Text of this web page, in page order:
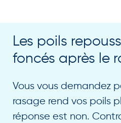
Les poils
foncés après le
Vous vous demandez
rasage rend vos poils
réponse est non.